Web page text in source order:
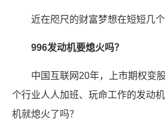
近在咫尺的财富梦想在短短几
996发动机要熄火吗？
中国互联网20年，上市期权变
个行业人人加班、玩命工作的发动
机就熄火了吗？